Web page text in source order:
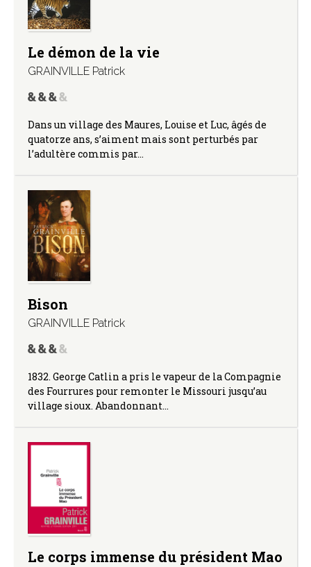
Le démon de la vie
GRAINVILLE Patrick
Dans un village des Maures, Louise et Luc, âgés de
quatorze ans, s’aiment mais sont perturbés par
l’adultère commis par…
Bison
GRAINVILLE Patrick
1832. George Catlin a pris le vapeur de la Compagnie
des Fourrures pour remonter le Missouri jusqu’au
village sioux. Abandonnant…
Le corps immense du président Mao